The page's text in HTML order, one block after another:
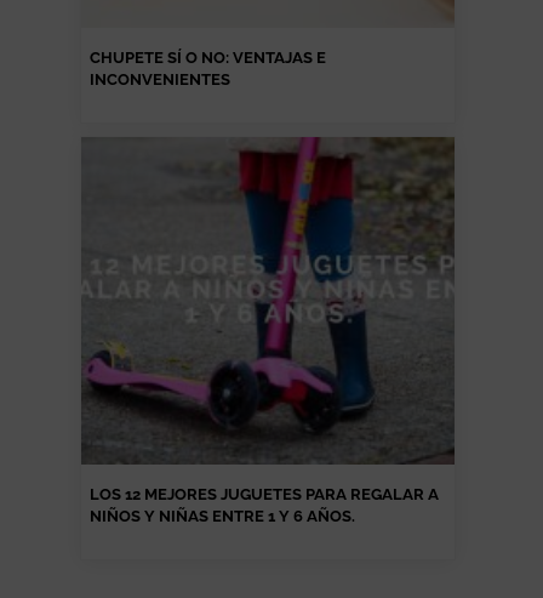
CHUPETE SÍ O NO: VENTAJAS E
INCONVENIENTES
LOS 12 MEJORES JUGUETES PARA REGALAR A
NIÑOS Y NIÑAS ENTRE 1 Y 6 AÑOS.